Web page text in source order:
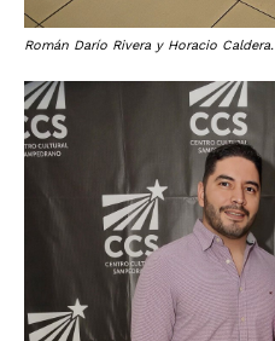
Román Darío Rivera y Horacio Caldera.